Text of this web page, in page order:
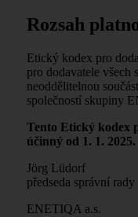
Rozsah
Etický kodex pro
pro dodavatele
neoddělitelnou
společností skupiny
Tento Etický kodex
účinný od 1. 1.
Jörg Lüdorf
předseda správní rady
ENETIQA a.s.